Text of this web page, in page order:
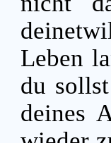
Leben
du
deines